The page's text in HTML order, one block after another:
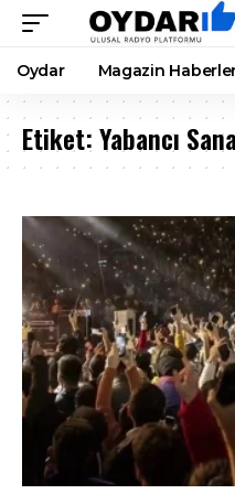
Oydar Magazin
Etiket:Yabancı